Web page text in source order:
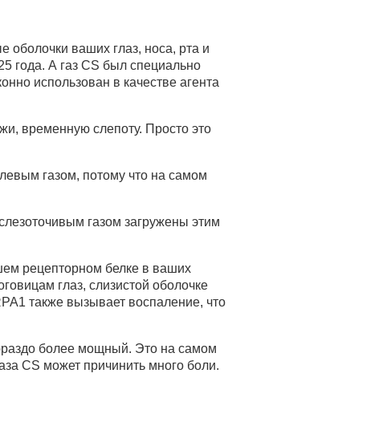
оболочки ваших глаз, носа, рта и
года. А газ CS был специально
использован в качестве агента
временную слепоту. Просто это
газом, потому что на самом
газом загружены этим
рецепторном белке в ваших
глаз, слизистой оболочке
также вызывает воспаление, что
более мощный. Это на самом
CS может причинить много боли.